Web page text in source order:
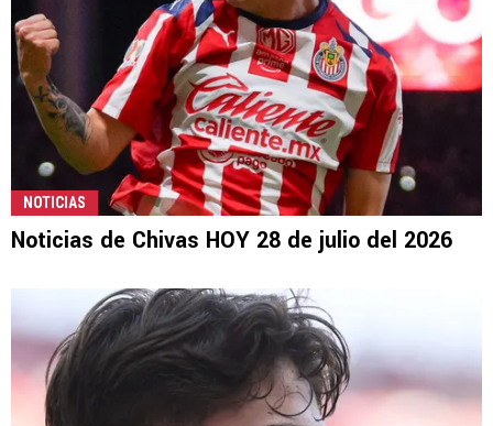
NOTICIAS
Noticias de Chivas HOY 28 de julio del 2026